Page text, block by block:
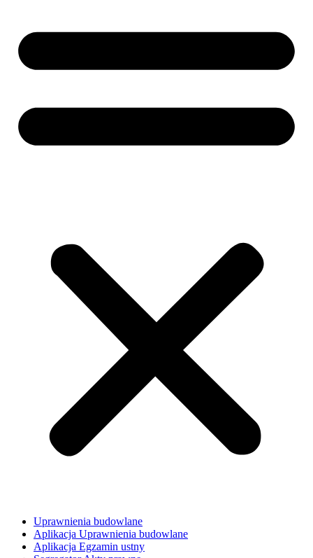
Uprawnienia budowlane
Aplikacja Uprawnienia budowlane
Aplikacja Egzamin ustny